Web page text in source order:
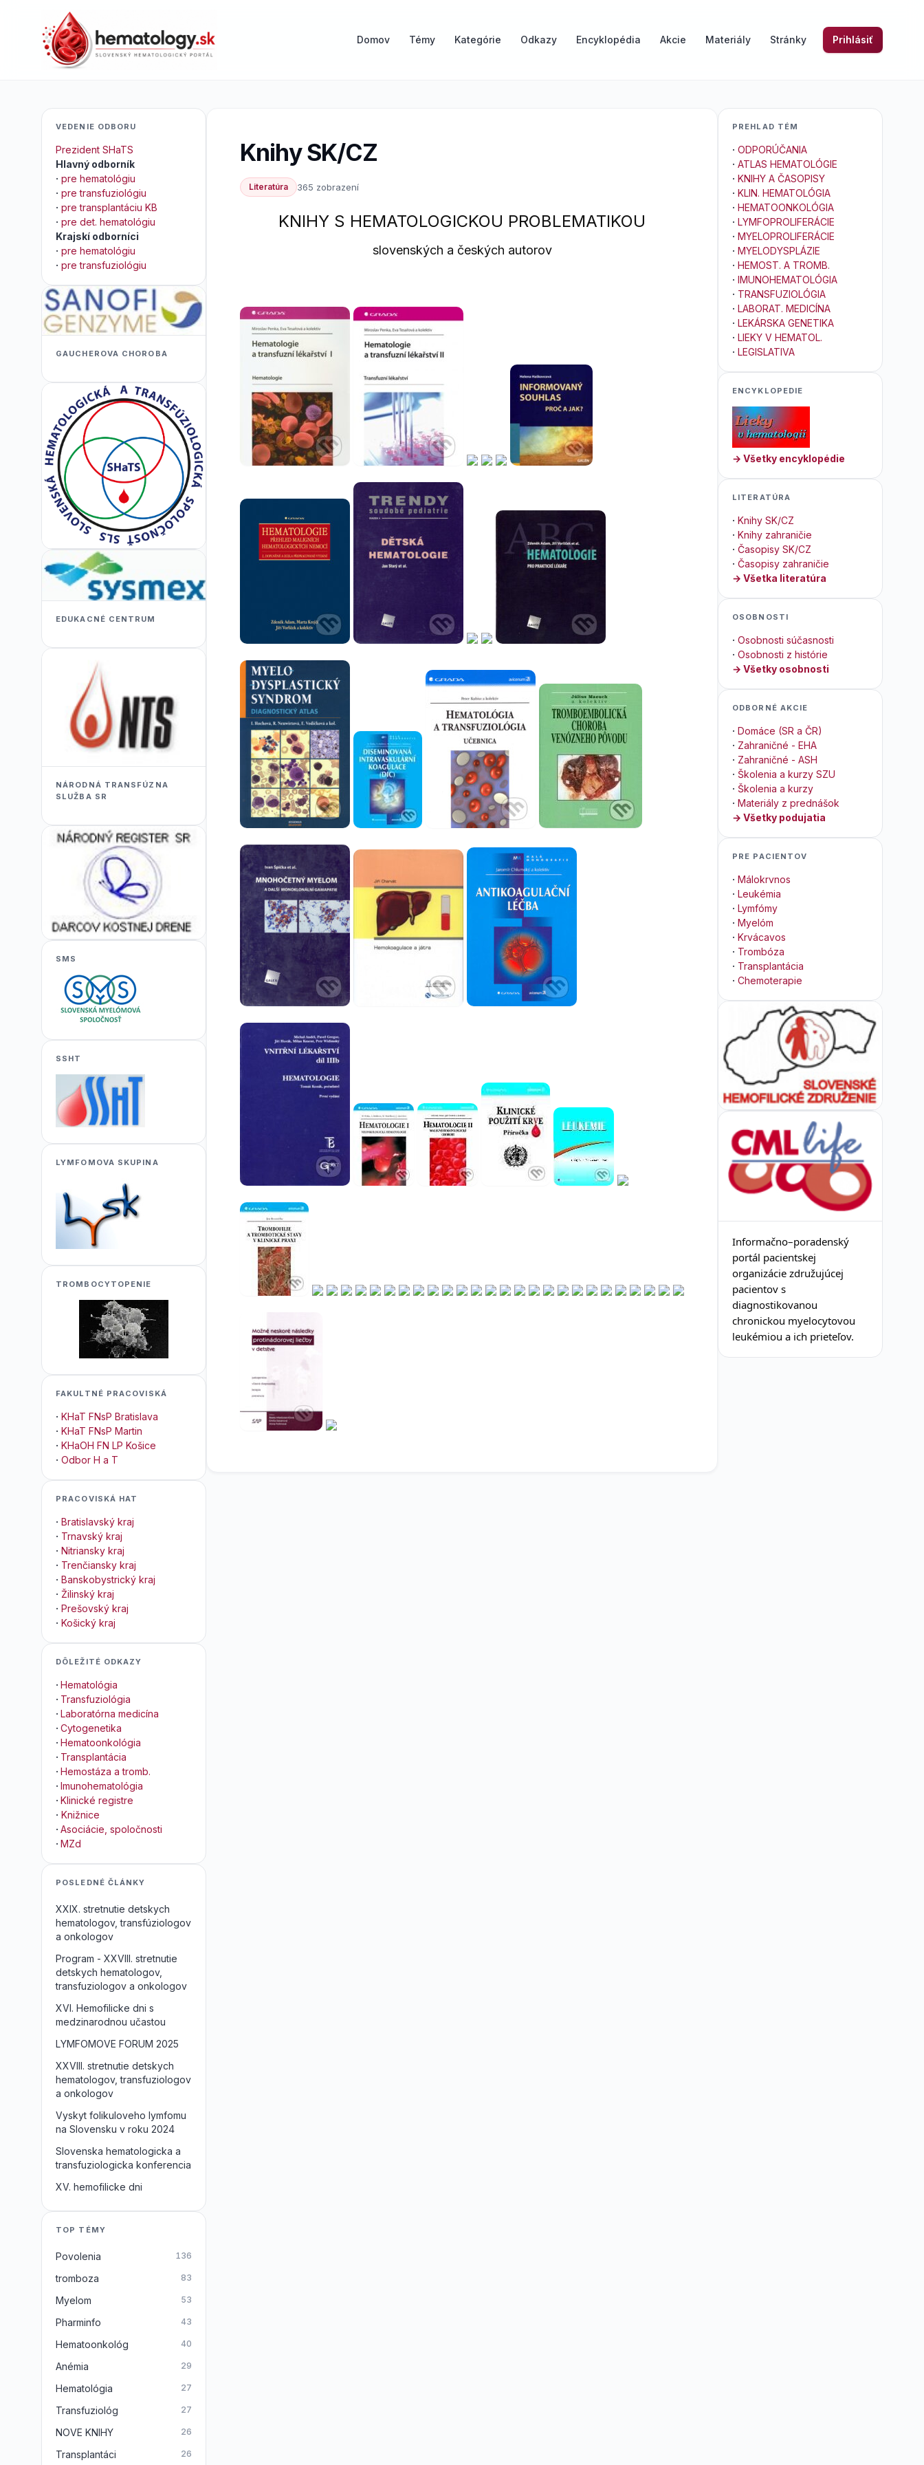
Domov Témy Kategórie Odkazy Encyklopédia Akcie Materiály Stránky Prihlásiť
Knihy SK/CZ
Literatúra 365 zobrazení
KNIHY S HEMATOLOGICKOU PROBLEMATIKOU
slovenských a českých autorov
VEDENIE ODBORU
Prezident SHaTS
Hlavný odborník
· pre hematológiu
· pre transfuziológiu
· pre transplantáciu KB
· pre det. hematológiu
Krajskí odborníci
· pre hematológiu
· pre transfuziológiu
GAUCHEROVA CHOROBA
EDUKACNÉ CENTRUM
NÁRODNÁ TRANSFÚZNA
SLUŽBA SR
SMS
SSHT
LYMFOMOVA SKUPINA
TROMBOCYTOPENIE
FAKULTNÉ PRACOVISKÁ
· KHaT FNsP Bratislava
· KHaT FNsP Martin
· KHaOH FN LP Košice
· Odbor H a T
PRACOVISKÁ HAT
· Bratislavský kraj
· Trnavský kraj
· Nitriansky kraj
· Trenčiansky kraj
· Banskobystrický kraj
· Žilinský kraj
· Prešovský kraj
· Košický kraj
DÔLEŽITÉ ODKAZY
· Hematológia
· Transfuziológia
· Laboratórna medicína
· Cytogenetika
· Hematoonkológia
· Transplantácia
· Hemostáza a tromb.
· Imunohematológia
· Klinické registre
· Knižnice
· Asociácie, spoločnosti
· MZd
POSLEDNÉ ČLÁNKY
XXIX. stretnutie detskych
hematologov, transfúziologov
a onkologov
Program - XXVIII. stretnutie
detskych hematologov,
transfuziologov a onkologov
XVI. Hemofilicke dni s
medzinarodnou učastou
LYMFOMOVE FORUM 2025
XXVIII. stretnutie detskych
hematologov, transfuziologov
a onkologov
Vyskyt folikuloveho lymfomu
na Slovensku v roku 2024
Slovenska hematologicka a
transfuziologicka konferencia
XV. hemofilicke dni
TOP TÉMY
Povolenia 136
tromboza 83
Myelom 53
Pharminfo 43
Hematoonkológ 40
Anémia 29
Hematológia 27
Transfuziológ 27
NOVE KNIHY 26
Transplantáci 26
PREHLAD TÉM
· ODPORÚČANIA
· ATLAS HEMATOLÓGIE
· KNIHY A ČASOPISY
· KLIN. HEMATOLÓGIA
· HEMATOONKOLÓGIA
· LYMFOPROLIFERÁCIE
· MYELOPROLIFERÁCIE
· MYELODYSPLÁZIE
· HEMOST. A TROMB.
· IMUNOHEMATOLÓGIA
· TRANSFUZIOLÓGIA
· LABORAT. MEDICÍNA
· LEKÁRSKA GENETIKA
· LIEKY V HEMATOL.
· LEGISLATIVA
ENCYKLOPEDIE
→ Všetky encyklopédie
LITERATÚRA
· Knihy SK/CZ
· Knihy zahraničie
· Časopisy SK/CZ
· Časopisy zahraničie
→ Všetka literatúra
OSOBNOSTI
· Osobnosti súčasnosti
· Osobnosti z histórie
→ Všetky osobnosti
ODBORNÉ AKCIE
· Domáce (SR a ČR)
· Zahraničné - EHA
· Zahraničné - ASH
· Školenia a kurzy SZU
· Školenia a kurzy
· Materiály z prednášok
→ Všetky podujatia
PRE PACIENTOV
· Málokrvnos
· Leukémia
· Lymfómy
· Myelóm
· Krvácavos
· Trombóza
· Transplantácia
· Chemoterapie
Informačno–poradenský
portál pacientskej
organizácie združujúcej
pacientov s
diagnostikovanou
chronickou myelocytovou
leukémiou a ich prieteľov.